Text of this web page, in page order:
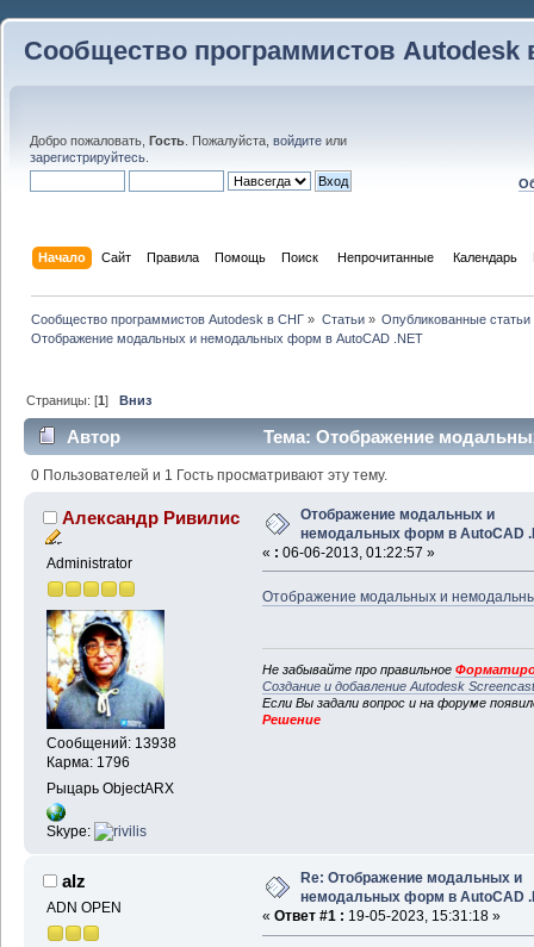
Сообщество программистов Autodesk
Добро пожаловать, Гость . Пожалуйста, войдите или
зарегистрируйтесь
Начало Сайт Правила Помощь Поиск Непрочитанные Календарь
Сообщество программистов Autodesk в СНГ » Статьи» Опубликованные статьи
Отображение модальных и немодальных форм в AutoCAD .NET
Страницы: [1]Вниз
Автор
Тема: Отображение
.NET (Прочитано 95731 раз)
0 Пользователей и 1 Гость просматривают эту тему.
Александр Ривилис
Administrator
Сообщений: 13938
Карма: 1796
Рыцарь ObjectARX
Skype:
Отображение модальных и
немодальных форм в AutoCAD
« : 06-06-2013, 01:22:57 »
Отображение модальных и
Не забывайте про правильное
Создание и добавление Autodesk
Если Вы задали вопрос и на форуме
Решение
alz
ADN OPEN
Re: Отображение модальных и
немодальных форм в AutoCAD
« Ответ #1 : 19-05-2023, 15:31:18 »